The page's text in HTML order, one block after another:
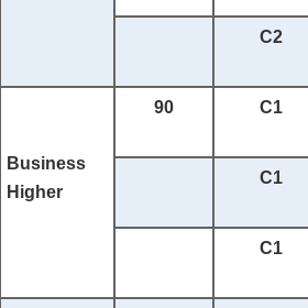
C2
Business
Higher
90 C1
C1
C1